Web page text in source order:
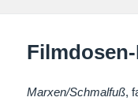
Marxen/Schmalfuß,